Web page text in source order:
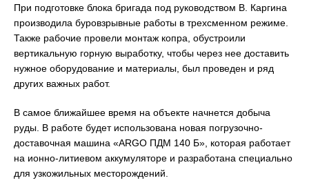
При подготовке блока бригада под руководством В. Каргина
производила буровзрывные работы в трехсменном режиме.
Также рабочие провели монтаж копра, обустроили
вертикальную горную выработку, чтобы через нее доставить
нужное оборудование и материалы, был проведен и ряд
других важных работ.
В самое ближайшее время на объекте начнется добыча
руды. В работе будет использована новая погрузочно-
доставочная машина «ARGO ПДМ 140 Б», которая работает
на ионно-литиевом аккумуляторе и разработана специально
для узкожильных месторождений.